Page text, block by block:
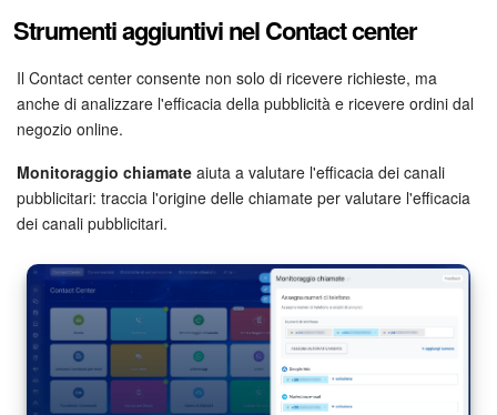
Strumenti aggiuntivi nel Contact center
Il Contact center consente non solo di ricevere richieste, ma
anche di analizzare l'efficacia della pubblicità e ricevere ordini dal
negozio online.
Monitoraggio chiamate aiuta a valutare l'efficacia dei canali
pubblicitari: traccia l'origine delle chiamate per valutare l'efficacia
dei canali pubblicitari.